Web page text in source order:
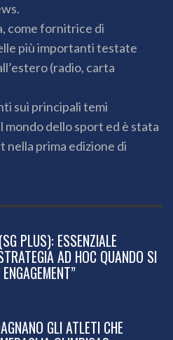
come fornitrice di
più importanti testate
(radio, carta
sui principali temi
dello sport ed è stata
prima edizione di
PLUS): ESSENZIALE
AD HOC QUANDO SI
GLI ATLETI CHE